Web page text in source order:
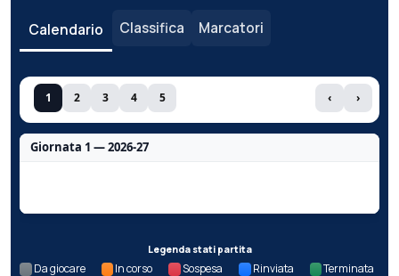
Calendario Classifica Marcatori
1 2 3 4 5 ‹ ›
Giornata 1 — 2026-27
Legenda stati partita
Da giocare In corso Sospesa Rinviata Terminata